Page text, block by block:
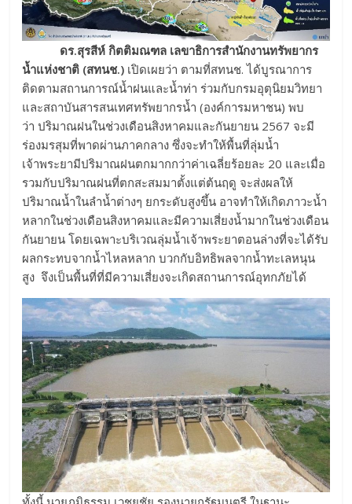
ดร.สุรสีห์ กิตติมณฑล เลขาธิการสำนักงานทรัพยากร
น้ำแห่งชาติ (สทนช.) เปิดเผยว่า ตามที่สทนช. ได้บูรณาการ
ติดตามสถานการณ์น้ำฝนและน้ำท่า ร่วมกับกรมอุตุนิยมวิทยา
และสถาบันสารสนเทศทรัพยากรน้ำ (องค์การมหาชน) พบ
ว่า ปริมาณฝนในช่วงเดือนสิงหาคมและกันยายน 2567 จะมี
ร่องมรสุมที่พาดผ่านภาคกลาง ซึ่งจะทำให้พื้นที่ลุ่มน้ำ
เจ้าพระยามีปริมาณฝนตกมากกว่าค่าเฉลี่ยร้อยละ 20 และเมื่อ
รวมกับปริมาณฝนที่ตกสะสมมาตั้งแต่ต้นฤดู จะส่งผลให้
ปริมาณน้ำในลำน้ำต่างๆ ยกระดับสูงขึ้น อาจทำให้เกิดภาวะน้ำ
หลากในช่วงเดือนสิงหาคมและมีความเสี่ยงน้ำมากในช่วงเดือน
กันยายน โดยเฉพาะบริเวณลุ่มน้ำเจ้าพระยาตอนล่างที่จะได้รับ
ผลกระทบจากน้ำไหลหลาก บวกกับอิทธิพลจากน้ำทะเลหนุน
สูง จึงเป็นพื้นที่ที่มีความเสี่ยงจะเกิดสถานการณ์อุทกภัยได้